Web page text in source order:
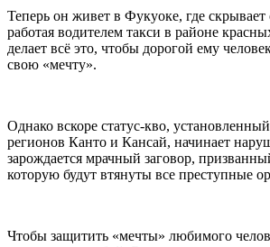
Теперь он живет в Фукуоке, где
работая водителем такси в районе
делает всё это, чтобы дорогой ему
свою «мечту».
Однако вскоре статус-кво,
регионов Канто и Кансай, начинает
зарождается мрачный заговор,
которую будут втянуты все преступные
Чтобы защитить «мечты» любимого